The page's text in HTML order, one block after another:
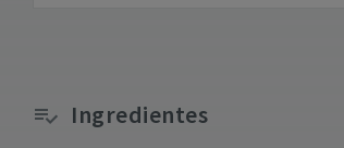
Ingredientes